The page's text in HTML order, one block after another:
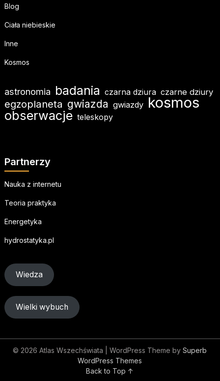
Blog
Ciała niebieskie
Inne
Kosmos
astronomia badania czarna dziura czarne dziury
egzoplaneta gwiazda gwiazdy kosmos
obserwacje teleskopy
Partnerzy
Nauka z internetu
Teoria praktyka
Energetyka
hydrostatyka.pl
Wiedza
Wielki wybuch
© 2026 Atlas Wszechświata | WordPress Theme bySuperb
WordPress Themes
Back to Top ↑